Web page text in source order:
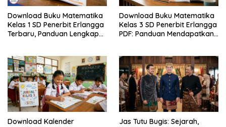
Download Buku Matematika
Kelas 1 SD Penerbit Erlangga
Terbaru, Panduan Lengkap
Legal
Download Buku Matematika
Kelas 3 SD Penerbit Erlangga
PDF: Panduan Mendapatkan
Download Kalender
Jas Tutu Bugis: Sejarah,